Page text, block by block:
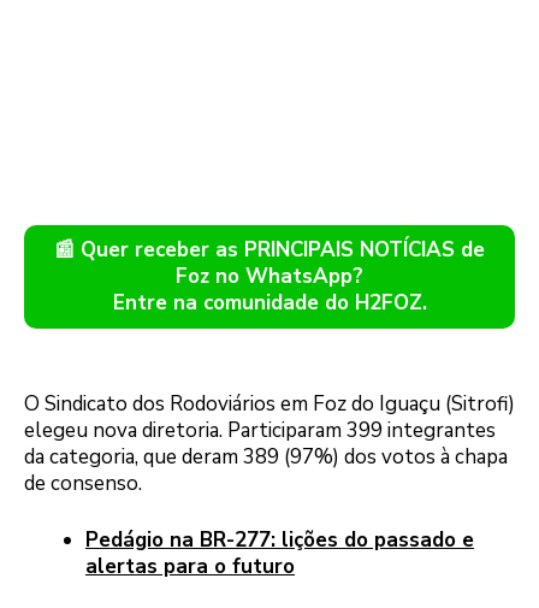
📰 Quer receber as PRINCIPAIS NOTÍCIAS de
Foz no WhatsApp?
Entre na comunidade do H2FOZ.
O Sindicato dos Rodoviários em Foz do Iguaçu (Sitrofi)
elegeu nova diretoria. Participaram 399 integrantes
da categoria, que deram 389 (97%) dos votos à chapa
de consenso.
Pedágio na BR-277: lições do passado e
alertas para o futuro